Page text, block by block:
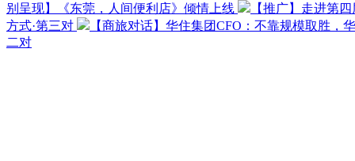
别呈现】《东莞，人间便利店》倾情上线
【推广】走进第
方式·第三对
【商旅对话】华住集团CFO：不靠规模取胜，
二对